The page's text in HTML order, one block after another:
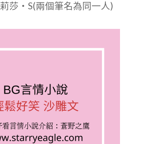
莎・S(兩個筆名為同一人)